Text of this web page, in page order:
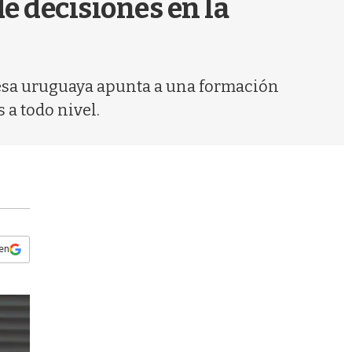
decisiones en la
uruguaya apunta a una formación
a todo nivel.